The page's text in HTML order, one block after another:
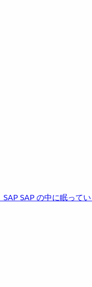
SAPSAP の中に眠って